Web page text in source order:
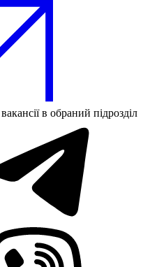
в обраний підрозділ